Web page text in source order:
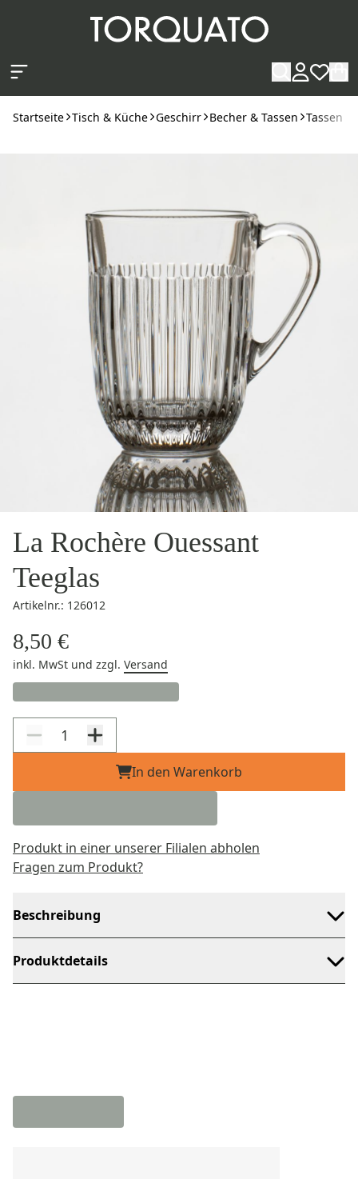
Startseite Tisch & Küche Geschirr Becher & Tassen Tassen
La Rochère Ouessant
Teeglas
Artikelnr.: 126012
8,50 €
inkl. MwSt und zzgl. Versand
In den Warenkorb
Produkt in einer unserer Filialen abholen
Fragen zum Produkt?
Beschreibung
Produktdetails